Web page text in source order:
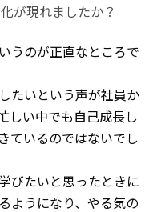
が現れましたか？
うのが正直なところで
たいという声が社員か
しい中でも自己成長し
ているのではないでし
びたいと思ったときに
ようになり、やる気の